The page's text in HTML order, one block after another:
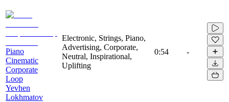
Piano
Cinematic
Corporate
Loop
Yevhen
Lokhmatov
Electronic, Strings, Piano,
Advertising, Corporate,
Neutral, Inspirational,
Uplifting
0:54 -